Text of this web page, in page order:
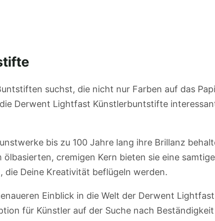
suchst, die nicht nur Farben auf das
Derwent Lightfast Künstlerbuntstifte
bis zu 100 Jahre lang ihre Brillanz
cremigen Kern bieten sie eine
Deine Kreativität beflügeln werden.
Einblick in die Welt der Derwent
für Künstler auf der Suche nach